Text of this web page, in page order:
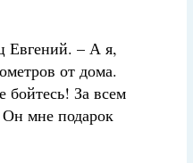
Евгений. – А я,
от дома.
За всем
Он мне подарок